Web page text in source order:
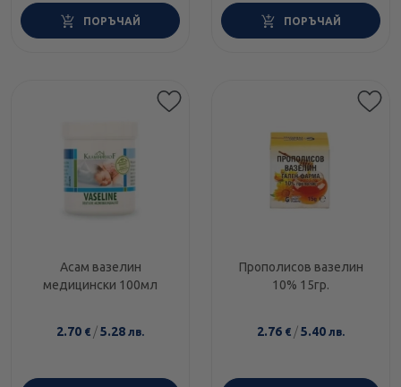
ПОРЪЧАЙ ПОРЪЧАЙ
Асам вазелин
медицински 100мл
2.70 € /5.28 лв.
Прополисов вазелин
10% 15гр.
2.76 € /5.40 лв.